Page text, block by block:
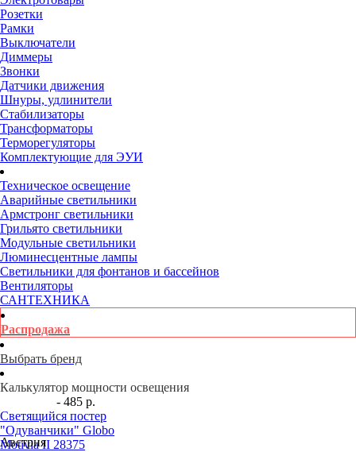
Розетки
Рамки
Выключатели
Диммеры
Звонки
Датчики движения
Шнуры, удлинители
Стабилизаторы
Трансформаторы
Терморегуляторы
Комплектующие для ЭУИ
Техническое освещение
Аварийные светильники
Армстронг светильники
Грильято светильники
Модульные светильники
Люминесцентные лампы
Светильники для фонтанов и бассейнов
Вентиляторы
САНТЕХНИКА
Распродажа
Выбрать бренд
Калькулятор мощности освещения
- 485 р.
Светящийся постер
"Одуванчики" Globo
Motivia II 28375
Австрия